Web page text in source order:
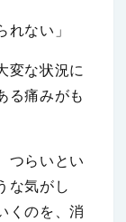
れない」
変な状況に
る痛みがも
つらいとい
な気がし
くのを、消